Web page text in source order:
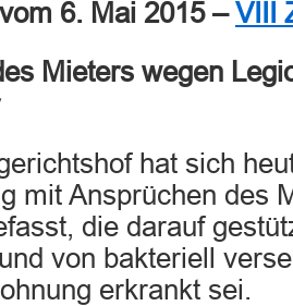
6. Mai 2015 –VIII
Mieters wegen
hat sich
mit Ansprüchen des
die darauf
von bakteriell
erkrankt sei.